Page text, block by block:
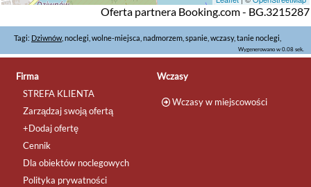
Oferta partnera Booking.com - BG.3215287
Tagi: Dziwnów, noclegi, wolne-miejsca, nadmorzem, spanie, wczasy, tanie noclegi,
Wygenerowano w 0.08 sek.
Firma
STREFA KLIENTA
Zarządzaj swoją ofertą
+Dodaj ofertę
Cennik
Dla obiektów noclegowych
Polityka prywatności
Wczasy
Wczasy w miejscowości